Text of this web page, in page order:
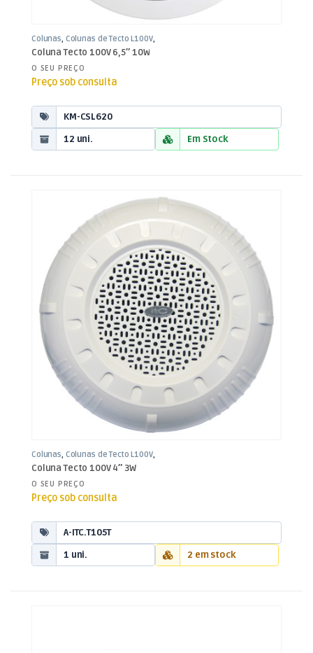
Colunas, Colunas de Tecto L100V,
Som e Luz
Coluna Tecto 100V 6,5″ 10W
O SEU PREÇO
Preço sob consulta
KM-CSL620
12 uni.
Em Stock
Colunas, Colunas de Tecto L100V,
Som e Luz
Coluna Tecto 100V 4″ 3W
O SEU PREÇO
Preço sob consulta
A-ITC.T105T
1 uni.
2 em stock